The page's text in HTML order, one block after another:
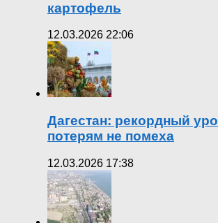
картофель
12.03.2026 22:06
Дагестан: рекордный
потерям не помеха
12.03.2026 17:38